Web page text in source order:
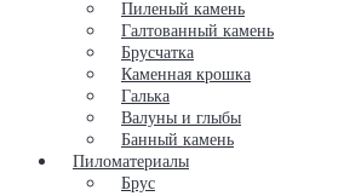
Пиленый камень
Галтованный камень
Брусчатка
Каменная крошка
Галька
Валуны и глыбы
Банный камень
Пиломатериалы
Брус